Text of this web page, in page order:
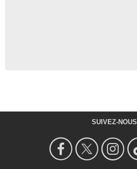
SUIVEZ-NOUS